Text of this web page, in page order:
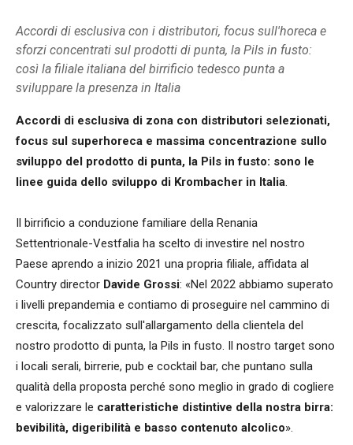
Accordi di esclusiva con i distributori, focus sull'horeca e
sforzi concentrati sul prodotti di punta, la Pils in fusto:
così la filiale italiana del birrificio tedesco punta a
sviluppare la presenza in Italia
Accordi di esclusiva di zona con distributori selezionati,
focus sul superhoreca e massima concentrazione sullo
sviluppo del prodotto di punta, la Pils in fusto: sono le
linee guida dello sviluppo di Krombacher in Italia.
Il birrificio a conduzione familiare della Renania
Settentrionale-Vestfalia ha scelto di investire nel nostro
Paese aprendo a inizio 2021 una propria filiale, affidata al
Country director Davide Grossi: «Nel 2022 abbiamo superato
i livelli prepandemia e contiamo di proseguire nel cammino di
crescita, focalizzato sull'allargamento della clientela del
nostro prodotto di punta, la Pils in fusto. Il nostro target sono
i locali serali, birrerie, pub e cocktail bar, che puntano sulla
qualità della proposta perché sono meglio in grado di cogliere
e valorizzare le caratteristiche distintive della nostra birra:
bevibilità, digeribilità e basso contenuto alcolico».